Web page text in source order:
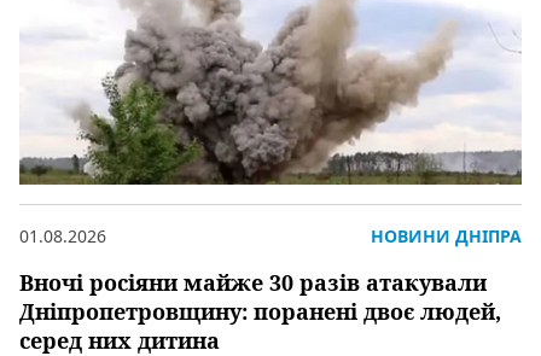
Вночі росіяни майже 30 разів атакували
Дніпропетровщину: поранені двоє людей,
серед них дитина
01.08.2026 НОВИНИ ДНІПРА